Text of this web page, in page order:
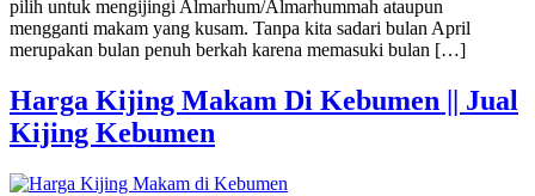
pilih untuk mengijingi Almarhum/Almarhummah ataupun
mengganti makam yang kusam. Tanpa kita sadari bulan April
merupakan bulan penuh berkah karena memasuki bulan […]
Harga Kijing Makam Di Kebumen || Jual
Kijing Kebumen